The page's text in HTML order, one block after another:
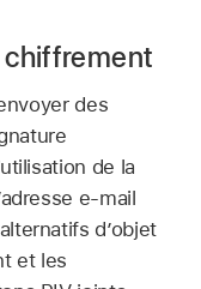
des
de la
e-mail
d’objet
et les